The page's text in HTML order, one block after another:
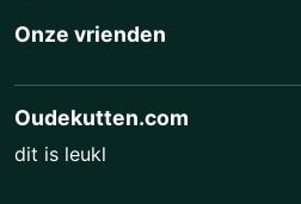
Onze vrienden
Oudekutten.com
dit is leukl